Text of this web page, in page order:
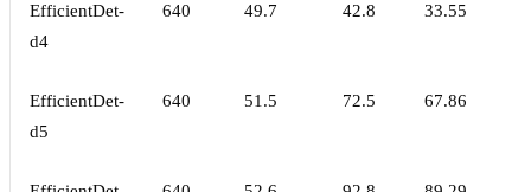
EfficientDet-
d4
640 49.7 42.8 33.55
EfficientDet-
d5
640 51.5 72.5 67.86